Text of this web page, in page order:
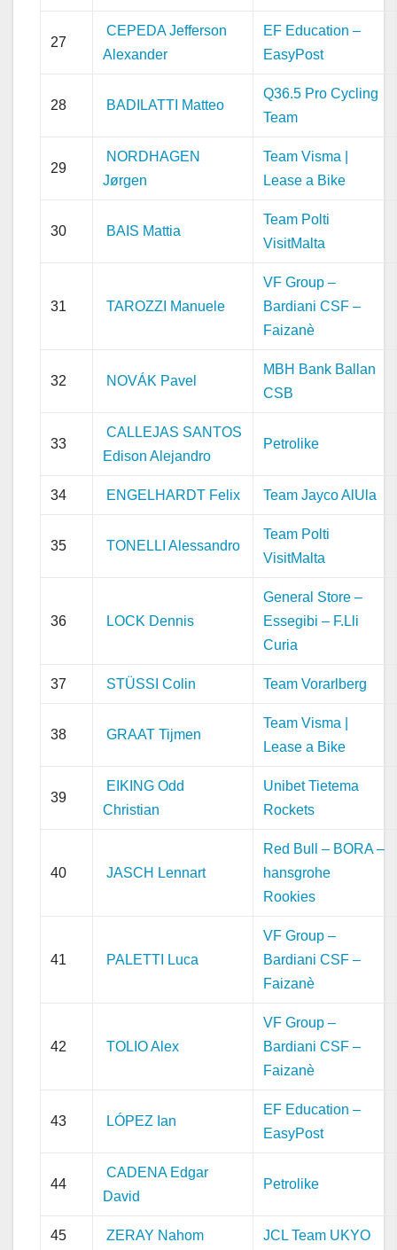
27
CEPEDA Jefferson
Alexander
EF Education –
EasyPost
28 BADILATTI Matteo
Q36.5 Pro Cycling
Team
29
NORDHAGEN
Jørgen
Team Visma |
Lease a Bike
30 BAIS Mattia
Team Polti
VisitMalta
31 TAROZZI Manuele
VF Group –
Bardiani CSF –
Faizanè
32 NOVÁK Pavel
MBH Bank Ballan
CSB
33
CALLEJAS SANTOS
Edison Alejandro
Petrolike
34 ENGELHARDT Felix Team Jayco AlUla
35 TONELLI Alessandro
Team Polti
VisitMalta
36 LOCK Dennis
General Store –
Essegibi – F.Lli
Curia
37 STÜSSI Colin Team Vorarlberg
38 GRAAT Tijmen
Team Visma |
Lease a Bike
39
EIKING Odd
Christian
Unibet Tietema
Rockets
40 JASCH Lennart
Red Bull – BORA –
hansgrohe
Rookies
41 PALETTI Luca
VF Group –
Bardiani CSF –
Faizanè
42 TOLIO Alex
VF Group –
Bardiani CSF –
Faizanè
43 LÓPEZ Ian
EF Education –
EasyPost
44
CADENA Edgar
David
Petrolike
45 ZERAY Nahom JCL Team UKYO